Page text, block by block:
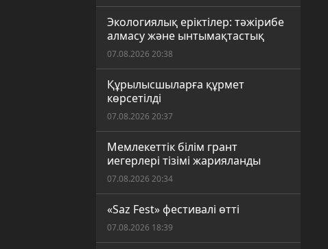
Экологиялық еріктілер: тәжірибе
алмасу және ынтымақтастық
07.08.2026 20:38
Құрылысшыларға құрмет
көрсетілді
07.08.2026 20:37
Мемлекеттік білім грант
иегерлері тізімі жарияланды
07.08.2026 20:34
«Saz Fest» фестивалі өтті
07.08.2026 18:39